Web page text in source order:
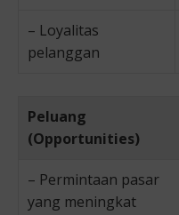
– Loyalitas
pelanggan
Peluang
(Opportunities)
– Permintaan pasar
yang meningkat